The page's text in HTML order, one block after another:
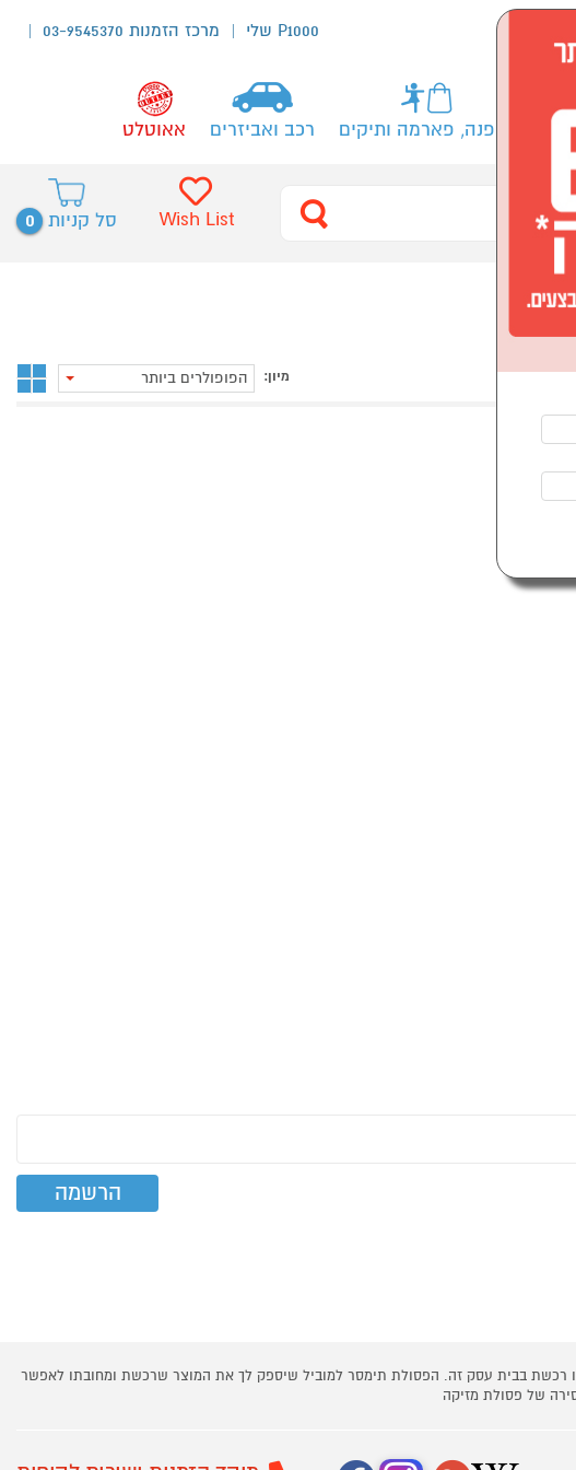
P1000 שלי מרכז הזמנות 03-9545370
אופנה, פארמה ותיקים רכב ואביזרים אאוטלט
סל קניות 0 Wish List
מיון: הפופולרים ביותר
רכשת בבית עסק זה. הפסולת תימסר למוביל שיספק לך את המוצר שרכשת ומחובתו לאפשר
של פסולת מזיקה